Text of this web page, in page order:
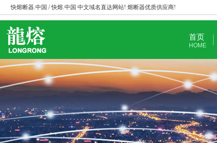
快熔断器.中国 / 快熔.中国 中文域名直达网站! 熔断器优质供应商!
首页
HOME